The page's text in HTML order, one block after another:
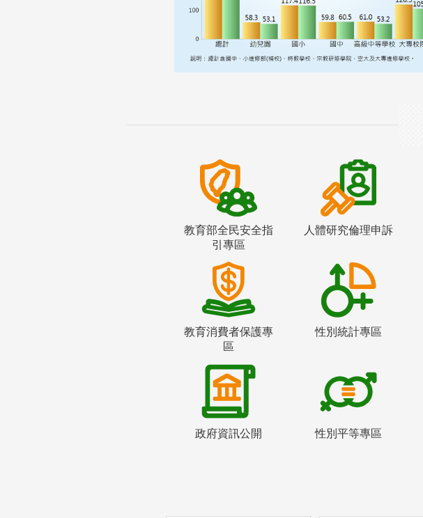
教育部全民安全指
引專區
人體研究倫理申訴
教育消費者保護專
區
性別統計專區
政府資訊公開 性別平等專區